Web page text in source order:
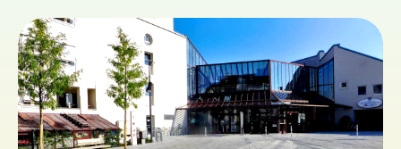
ES
FR
IT
NL
Boek tickets